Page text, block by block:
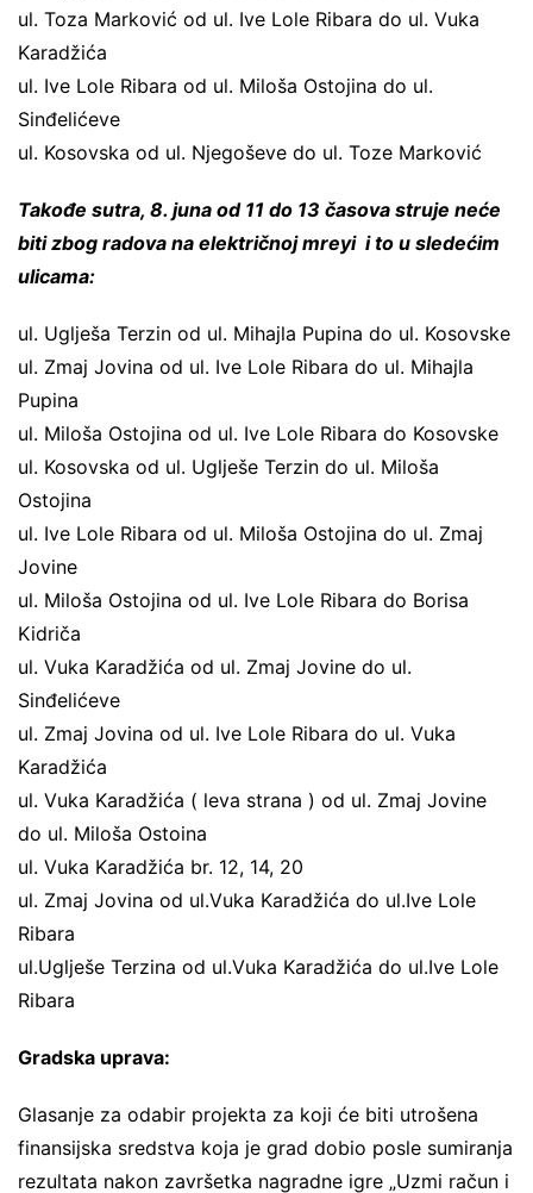
ul. Toza Marković od ul. Ive Lole Ribara do ul. Vuka
Karadžića
ul. Ive Lole Ribara od ul. Miloša Ostojina do ul.
Sinđelićeve
ul. Kosovska od ul. Njegoševe do ul. Toze Marković
Takođe sutra, 8. juna od 11 do 13 časova struje neće
biti zbog radova na električnoj mreyi i to u sledećim
ulicama:
ul. Uglješa Terzin od ul. Mihajla Pupina do ul. Kosovske
ul. Zmaj Jovina od ul. Ive Lole Ribara do ul. Mihajla
Pupina
ul. Miloša Ostojina od ul. Ive Lole Ribara do Kosovske
ul. Kosovska od ul. Uglješe Terzin do ul. Miloša
Ostojina
ul. Ive Lole Ribara od ul. Miloša Ostojina do ul. Zmaj
Jovine
ul. Miloša Ostojina od ul. Ive Lole Ribara do Borisa
Kidriča
ul. Vuka Karadžića od ul. Zmaj Jovine do ul.
Sinđelićeve
ul. Zmaj Jovina od ul. Ive Lole Ribara do ul. Vuka
Karadžića
ul. Vuka Karadžića ( leva strana ) od ul. Zmaj Jovine
do ul. Miloša Ostoina
ul. Vuka Karadžića br. 12, 14, 20
ul. Zmaj Jovina od ul.Vuka Karadžića do ul.Ive Lole
Ribara
ul.Uglješe Terzina od ul.Vuka Karadžića do ul.Ive Lole
Ribara
Gradska uprava:
Glasanje za odabir projekta za koji će biti utrošena
finansijska sredstva koja je grad dobio posle sumiranja
rezultata nakon završetka nagradne igre „Uzmi račun i